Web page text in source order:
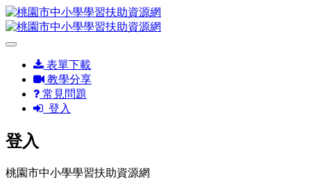
表單下載
教學分享
常見問題
登入
登入
桃園市中小學學習扶助資源網